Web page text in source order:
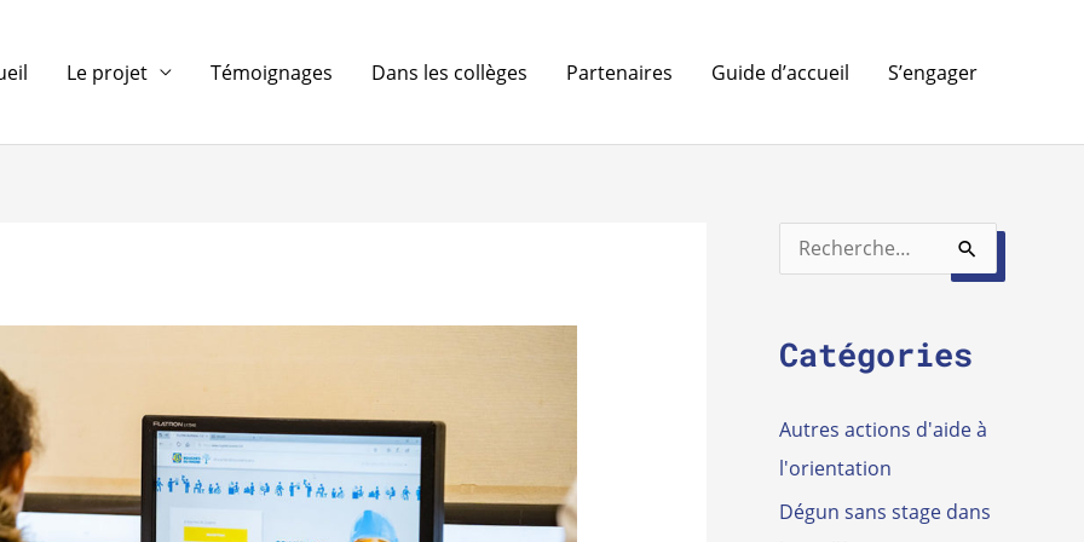
Le projet Témoignages Dans les collèges Partenaires Guide d’accueil S’engager
h
h
Catégories
Autres actions d'aide à
l'orientation
Dégun sans stage dans